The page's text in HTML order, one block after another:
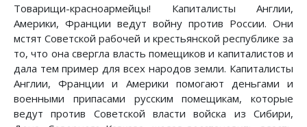
Товарищи-красноармейцы! Капиталисты Англии,
Америки, Франции ведут войну против России. Они
мстят Советской рабочей и крестьянской республике за
то, что она свергла власть помещиков и капиталистов и
дала тем пример для всех народов земли. Капиталисты
Англии, Франции и Америки помогают деньгами и
военными припасами русским помещикам, которые
ведут против Советской власти войска из Сибири,